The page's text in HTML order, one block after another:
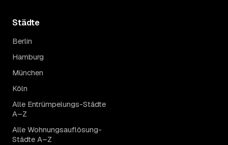
Städte
Berlin
Hamburg
München
Köln
Alle Entrümpelungs-Städte
A–Z
Alle Wohnungsauflösung-
Städte A–Z